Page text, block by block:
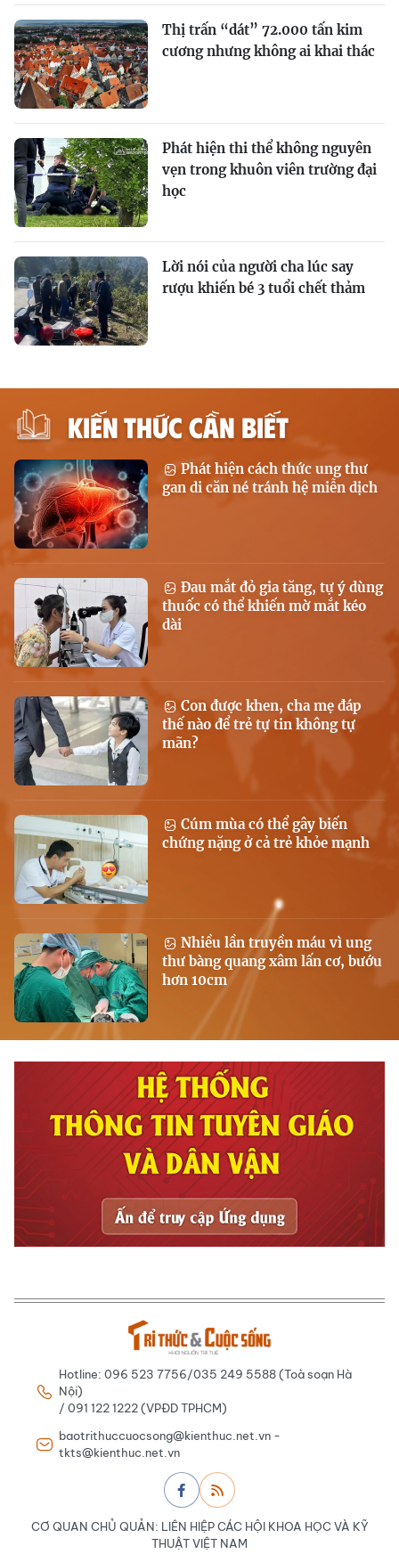
Thị trấn “dát” 72.000 tấn kim
cương nhưng không ai khai thác
Phát hiện thi thể không nguyên
vẹn trong khuôn viên trường đại
học
Lời nói của người cha lúc say
rượu khiến bé 3 tuổi chết thảm
KIẾN THỨC CẦN BIẾT
Phát hiện cách thức ung thư
gan di căn né tránh hệ miễn dịch
Đau mắt đỏ gia tăng, tự ý dùng
thuốc có thể khiến mờ mắt kéo
dài
Con được khen, cha mẹ đáp
thế nào để trẻ tự tin không tự
mãn?
Cúm mùa có thể gây biến
chứng nặng ở cả trẻ khỏe mạnh
Nhiều lần truyền máu vì ung
thư bàng quang xâm lấn cơ, bướu
hơn 10cm
Hotline: 096 523 7756/035 249 5588 (Toà soạn Hà
Nội)
/ 091 122 1222 (VPĐD TPHCM)
baotrithuccuocsong@kienthuc.net.vn -
tkts@kienthuc.net.vn
CƠ QUAN CHỦ QUẢN: LIÊN HIỆP CÁC HỘI KHOA HỌC VÀ KỸ
THUẬT VIỆT NAM